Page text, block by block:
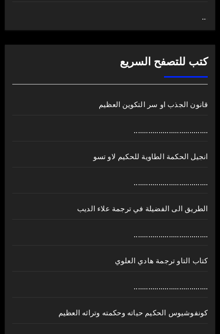
..
كتب للتصفح السريع
قانون الجذب او سر التكوين العظيم
....................................
انجيل الحكمة الطاوية للحكيم لاو تسو
....................................
الطريق الى الفضيلة في ترجمة علاء الديب
....................................
كتاب التاو ترجمة هادي العلوي
....................................
كونفوشيوس الحكيم حياته وحكمته وتراثه العظيم